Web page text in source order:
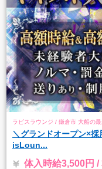
ラピスラウンジ / 鎌倉市 大船の最
＼グランドオープン×
isLoun...
体入時給3,500円 /